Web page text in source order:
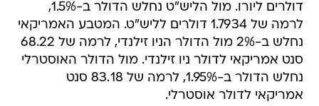
דולרים ליורו. מול הליש"ט נחלש הדולר ב-1.5%,
לרמה של 1.7934 דולרים לליש"ט. המטבע האמריקאי
נחלש ב-2% מול הדולר הניו זילנדי, לרמה של 68.22
סנט אמריקאי לדולר ניו זילנדי. מול הדולר האוסטרלי
נחלש הדולר ב-1.95%, לרמה של 83.18 סנט
אמריקאי לדולר אוסטרלי.